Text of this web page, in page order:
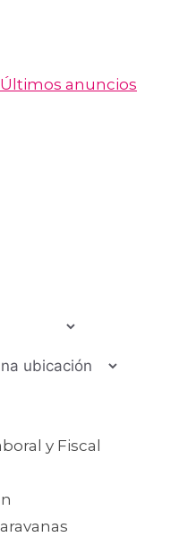
Últimos anuncios
y Fiscal